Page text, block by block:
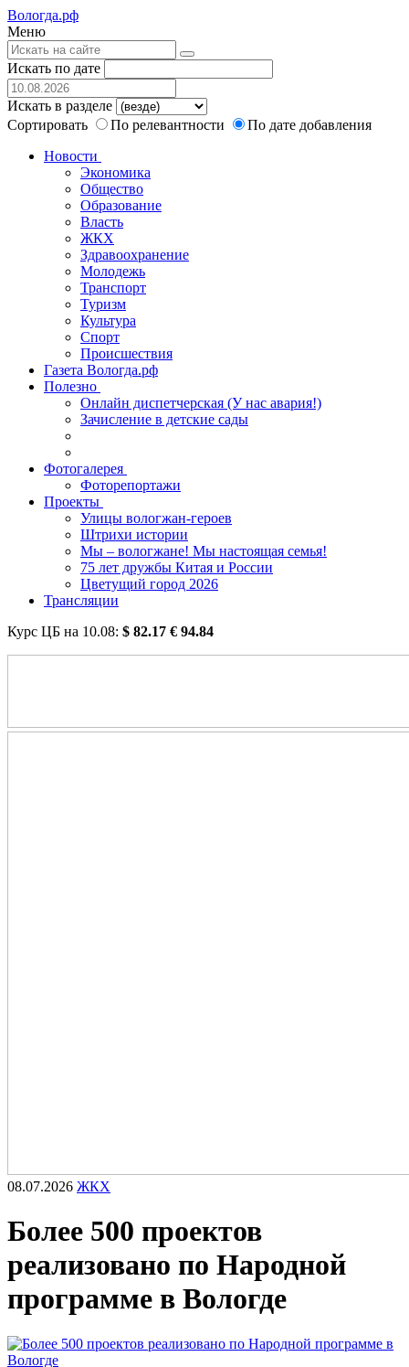
Вологда.рф
Меню
Искать по дате
Искать в разделе
Сортировать
По релевантности
По дате добавления
Новости
Экономика
Общество
Образование
Власть
ЖКХ
Здравоохранение
Молодежь
Транспорт
Туризм
Культура
Спорт
Происшествия
Газета Вологда.рф
Полезно
Онлайн диспетчерская (У нас авария!)
Зачисление в детские сады
Фотогалерея
Фоторепортажи
Проекты
Улицы вологжан-героев
Штрихи истории
Мы – вологжане! Мы настоящая семья!
75 лет дружбы Китая и России
Цветущий город 2026
Трансляции
Курс ЦБ на 10.08: $ 82.17 € 94.84
08.07.2026 ЖКХ
Более 500 проектов
реализовано по Народной
программе в Вологде